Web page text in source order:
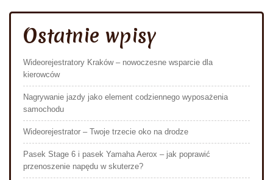
Ostatnie wpisy
Wideorejestratory Kraków – nowoczesne wsparcie dla
kierowców
Nagrywanie jazdy jako element codziennego wyposażenia
samochodu
Wideorejestrator – Twoje trzecie oko na drodze
Pasek Stage 6 i pasek Yamaha Aerox – jak poprawić
przenoszenie napędu w skuterze?